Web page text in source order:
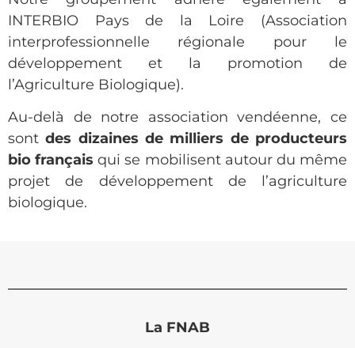
INTERBIO Pays de la Loire (Association
interprofessionnelle régionale pour le
développement et la promotion de
l’Agriculture Biologique).
Au-delà de notre association vendéenne, ce
sontdes dizaines de milliers de producteurs
bio français qui se mobilisent autour du même
projet de développement de l’agriculture
biologique.
La FNAB